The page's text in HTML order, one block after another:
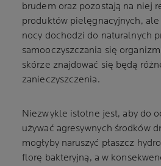
brudem oraz pozostają na niej
produktów pielęgnacyjnych,
nocy dochodzi do naturalnych
samooczyszczania się
skórze znajdować się będą
zanieczyszczenia.
Niezwykle istotne jest, aby do
używać agresywnych środków
mogłyby naruszyć płaszcz
florę bakteryjną, a w